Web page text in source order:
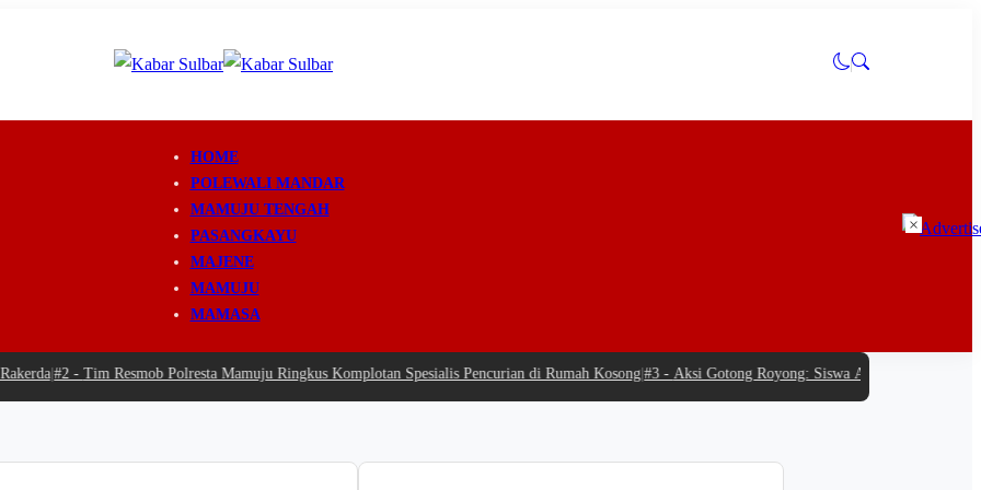
HOME
POLEWALI MANDAR
MAMUJU TENGAH
PASANGKAYU
MAJENE
MAMUJU
MAMASA
|#2 -Tim Resmob Polresta Mamuju Ringkus Komplotan Spesialis Pencurian di Rumah Kosong|#3 -Aksi Gotong Royong: Siswa Antusias Bantu SPPG
×